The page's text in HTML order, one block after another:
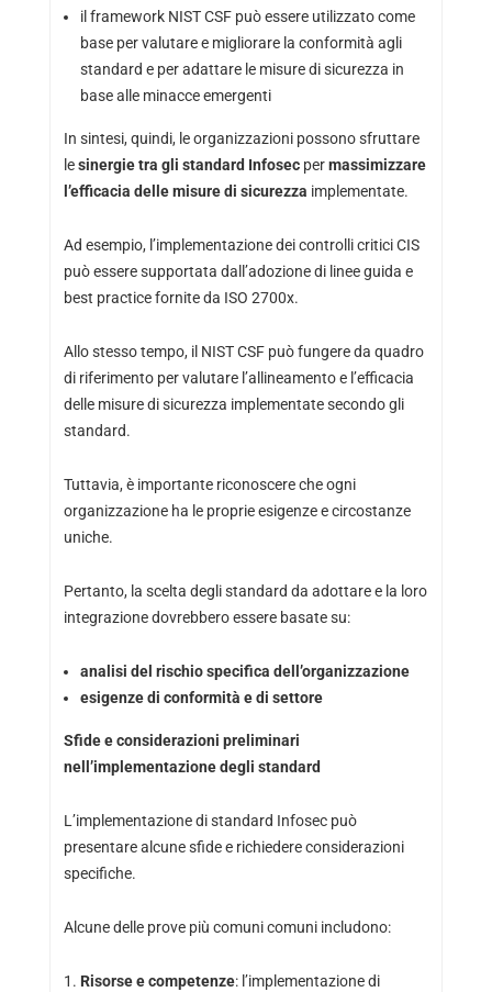
il framework NIST CSF può essere utilizzato come
base per valutare e migliorare la conformità agli
standard e per adattare le misure di sicurezza in
base alle minacce emergenti
In sintesi, quindi, le organizzazioni possono sfruttare
lesinergie tra gli standard Infosecpermassimizzare
l’efficacia delle misure di sicurezza implementate.
Ad esempio, l’implementazione dei controlli critici CIS
può essere supportata dall’adozione di linee guida e
best practice fornite da ISO 2700x.
Allo stesso tempo, il NIST CSF può fungere da quadro
di riferimento per valutare l’allineamento e l’efficacia
delle misure di sicurezza implementate secondo gli
standard.
Tuttavia, è importante riconoscere che ogni
organizzazione ha le proprie esigenze e circostanze
uniche.
Pertanto, la scelta degli standard da adottare e la loro
integrazione dovrebbero essere basate su:
analisi del rischio specifica dell’organizzazione
esigenze di conformità e di settore
Sfide e considerazioni preliminari
nell’implementazione degli standard
L’implementazione di standard Infosec può
presentare alcune sfide e richiedere considerazioni
specifiche.
Alcune delle prove più comuni comuni includono:
Risorse e competenze: l’implementazione di